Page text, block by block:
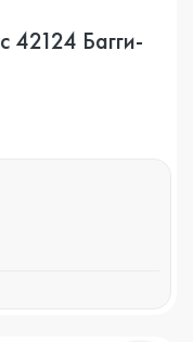
42124 Багги-